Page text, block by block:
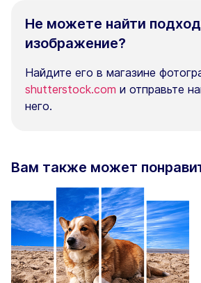
Не можете найти
изображение?
Найдите его в магазине
shutterstock.com и отправьте
него.
Вам также может